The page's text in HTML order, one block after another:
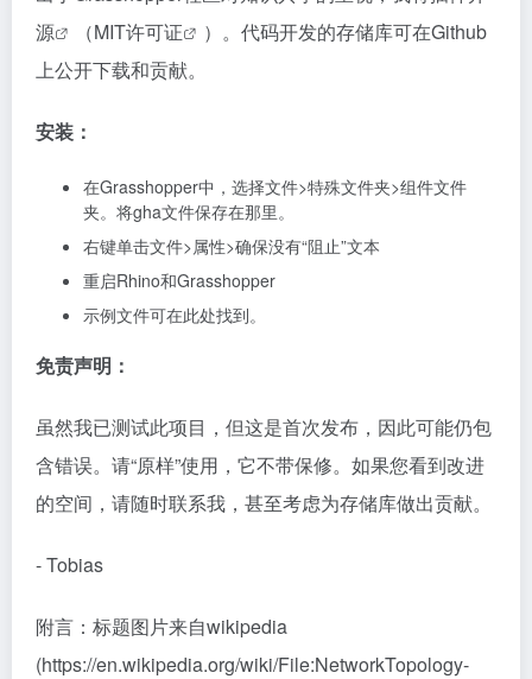
源
（MIT许可证
）。代码开发的存储库可在Github
上公开下载和贡献。
安装：
在Grasshopper中，选择文件>特殊文件夹>组件文件
夹。将gha文件保存在那里。
右键单击文件>属性>确保没有“阻止”文本
重启Rhino和Grasshopper
示例文件可在此处找到。
免责声明：
虽然我已测试此项目，但这是首次发布，因此可能仍包
含错误。请“原样”使用，它不带保修。如果您看到改进
的空间，请随时联系我，甚至考虑为存储库做出贡献。
- Tobias
附言：标题图片来自wikipedia
(https://en.wikipedia.org/wiki/File:NetworkTopology-